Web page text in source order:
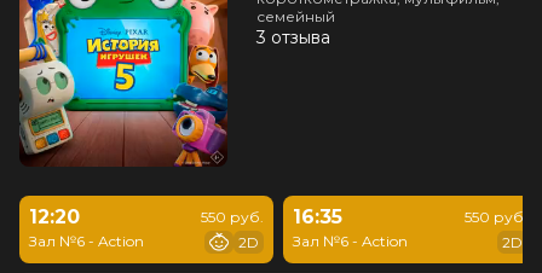
семейный
3 отзыва
12:20
Зал №6 - Action
550 руб.
2D
16:35
Зал №6 - Action
550 руб.
2D